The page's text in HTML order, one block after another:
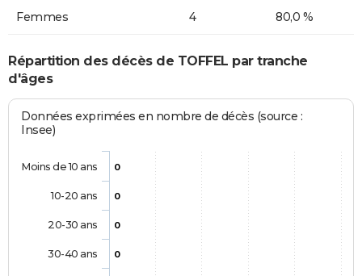
Femmes 4 80,0 %
Répartition des décès de TOFFEL par tranche
d'âges
Données exprimées en nombre de décès (source :
Insee)
0
0
0
0
Moins de 10 ans
10-20 ans
20-30 ans
30-40 ans